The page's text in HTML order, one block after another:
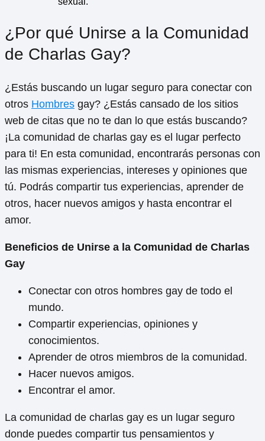
¿Por qué Unirse a la Comunidad
de Charlas Gay?
¿Estás buscando un lugar seguro para conectar con
otros Hombres gay? ¿Estás cansado de los sitios
web de citas que no te dan lo que estás buscando?
¡La comunidad de charlas gay es el lugar perfecto
para ti! En esta comunidad, encontrarás personas con
las mismas experiencias, intereses y opiniones que
tú. Podrás compartir tus experiencias, aprender de
otros, hacer nuevos amigos y hasta encontrar el
amor.
Beneficios de Unirse a la Comunidad de Charlas
Gay
Conectar con otros hombres gay de todo el
mundo.
Compartir experiencias, opiniones y
conocimientos.
Aprender de otros miembros de la comunidad.
Hacer nuevos amigos.
Encontrar el amor.
La comunidad de charlas gay es un lugar seguro
donde puedes compartir tus pensamientos y